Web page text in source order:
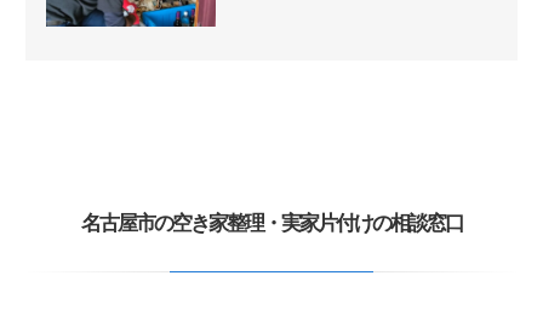
名古屋市の空き家整理・実家片付けの相談窓口